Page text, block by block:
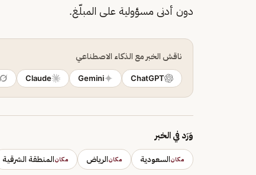
دون أدنى مسؤولية على المبلّغ.
ناقش الخبر مع الذكاء الاصطناعي
ChatGPT
Gemini
Claude
وَرَد في الخبر
مكانالسعودية مكانالرياض مكانالمنطقة الشرقية